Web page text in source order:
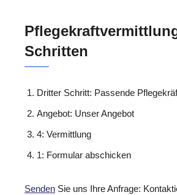
Schritten
Dritter Schritt: Passende
Angebot: Unser Angebot
4: Vermittlung
1: Formular abschicken
Senden Sie uns Ihre Anfrage: